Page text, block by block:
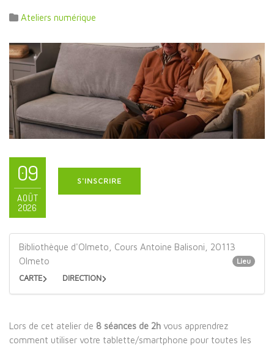
Ateliers numérique
09
AOÛT
2026
S'INSCRIRE
Bibliothèque d'Olmeto, Cours Antoine Balisoni, 20113
Olmeto
Lieu
CARTE DIRECTION
Lors de cet atelier de 8 séances de 2h vous apprendrez
comment utiliser votre tablette/smartphone pour toutes les